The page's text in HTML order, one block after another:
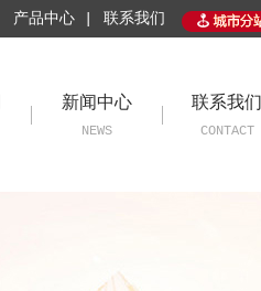
产品中心 | 联系我们
新闻中心
NEWS
联系我们
CONTACT